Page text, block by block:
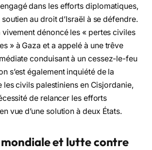
dans les efforts diplomatiques,
au droit d’Israël à se défendre.
vivement dénoncé les « pertes civiles
» à Gaza et a appelé à une trêve
conduisant à un cessez-le-feu
s’est également inquiété de la
les civils palestiniens en Cisjordanie,
de relancer les efforts
vue d’une solution à deux États.
et lutte contre